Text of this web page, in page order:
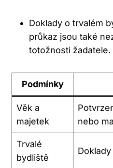
Doklady o trvalém
průkaz jsou také
totožnosti žadatele.
Podmínky
Věk a
majetek
nebo
Trvalé
bydliště